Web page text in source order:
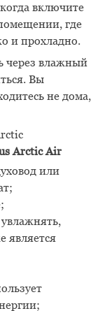
включите
где
и прохладно.
через влажный
Вы
не дома,
Arctic Air
или
является